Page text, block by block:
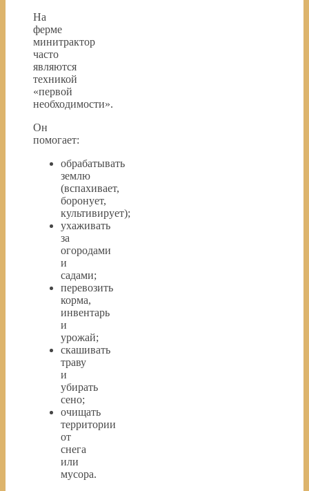
На
ферме
минитрактор
часто
являются
техникой
«первой
необходимости».
Он
помогает:
обрабатывать
землю
(вспахивает,
боронует,
культивирует);
ухаживать
за
огородами
и
садами;
перевозить
корма,
инвентарь
и
урожай;
скашивать
траву
и
убирать
сено;
очищать
территории
от
снега
или
мусора.